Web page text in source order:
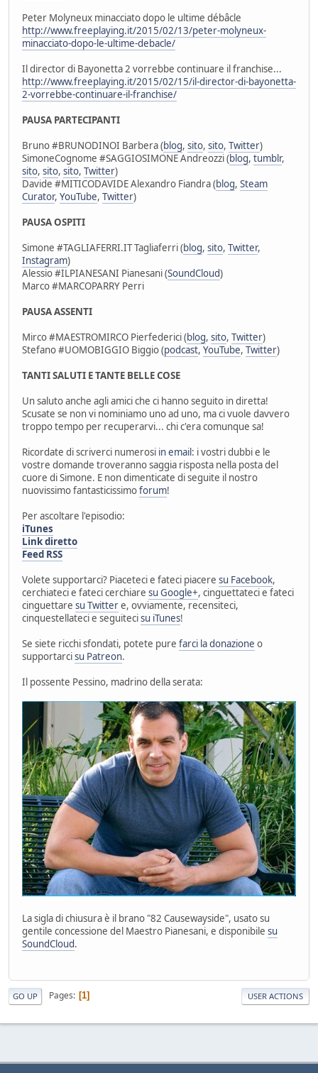
Peter Molyneux minacciato dopo le ultime débâcle
http://www.freeplaying.it/2015/02/13/peter-molyneux-
minacciato-dopo-le-ultime-debacle/
Il director di Bayonetta 2 vorrebbe continuare il franchise...
http://www.freeplaying.it/2015/02/15/il-director-di-bayonetta-
2-vorrebbe-continuare-il-franchise/
PAUSA PARTECIPANTI
Bruno #BRUNODINOI Barbera (blog, sito, sito, Twitter)
SimoneCognome #SAGGIOSIMONE Andreozzi (blog, tumblr,
sito, sito, sito, Twitter)
Davide #MITICODAVIDE Alexandro Fiandra (blog, Steam
Curator, YouTube, Twitter)
PAUSA OSPITI
Simone #TAGLIAFERRI.IT Tagliaferri (blog, sito, Twitter,
Instagram)
Alessio #ILPIANESANI Pianesani (SoundCloud)
Marco #MARCOPARRY Perri
PAUSA ASSENTI
Mirco #MAESTROMIRCO Pierfederici (blog, sito, Twitter)
Stefano #UOMOBIGGIO Biggio (podcast, YouTube, Twitter)
TANTI SALUTI E TANTE BELLE COSE
Un saluto anche agli amici che ci hanno seguito in diretta!
Scusate se non vi nominiamo uno ad uno, ma ci vuole davvero
troppo tempo per recuperarvi... chi c'era comunque sa!
Ricordate di scriverci numerosi in email: i vostri dubbi e le
vostre domande troveranno saggia risposta nella posta del
cuore di Simone. E non dimenticate di seguite il nostro
nuovissimo fantasticissimoforum!
Per ascoltare l'episodio:
iTunes
Link diretto
Feed RSS
Volete supportarci? Piaceteci e fateci piacere su Facebook,
cerchiateci e fateci cerchiare su Google+, cinguettateci e fateci
cinguettare su Twittere, ovviamente, recensiteci,
cinquestellateci e seguitecisu iTunes!
Se siete ricchi sfondati, potete pure farci la donazione o
supportarcisu Patreon.
Il possente Pessino, madrino della serata:
La sigla di chiusura è il brano "82 Causewayside", usato su
gentile concessione del Maestro Pianesani, e disponibile su
SoundCloud.
GO UP Pages 1 USER ACTIONS